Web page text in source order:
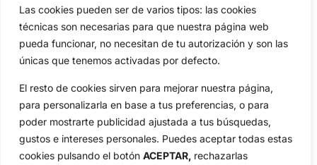
Las cookies pueden ser de varios tipos: las cookies
técnicas son necesarias para que nuestra página web
pueda funcionar, no necesitan de tu autorización y son las
únicas que tenemos activadas por defecto.
El resto de cookies sirven para mejorar nuestra página,
para personalizarla en base a tus preferencias, o para
poder mostrarte publicidad ajustada a tus búsquedas,
gustos e intereses personales. Puedes aceptar todas estas
cookies pulsando el botón ACEPTAR, rechazarlas
Compañía
Política de Privacidad
Publicidad
Newsletters